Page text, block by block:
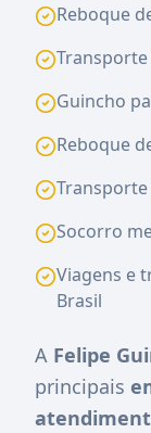
Reboque
Guincho
Reboque
Socorro
Viagens e
Brasil
A Felipe
principais